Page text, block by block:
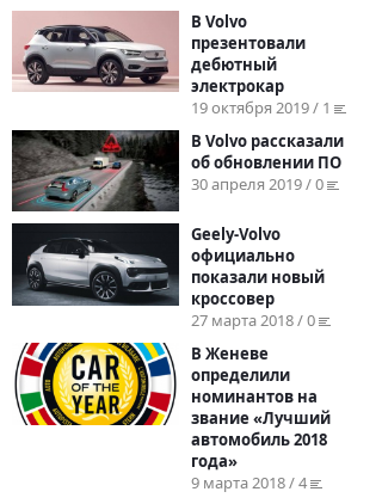
В Volvo
презентовали
дебютный
электрокар
19 октября 2019 / 1
В Volvo рассказали
об обновлении ПО
30 апреля 2019 / 0
Geely-Volvo
официально
показали новый
кроссовер
27 марта 2018 / 0
В Женеве
определили
номинантов на
звание «Лучший
автомобиль 2018
года»
9 марта 2018 / 4